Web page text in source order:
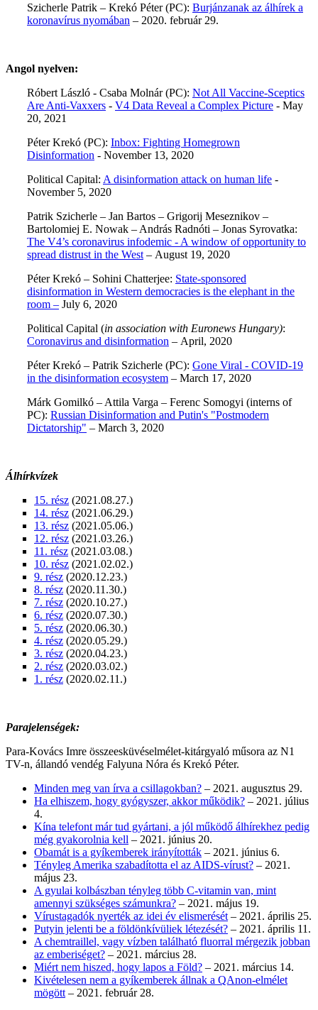
Szicherle Patrik – Krekó Péter (PC): Burjánzanak az álhírek a
koronavírus nyomában – 2020. február 29.
Angol nyelven:
Róbert László - Csaba Molnár (PC): Not All Vaccine-Sceptics
Are Anti-Vaxxers - V4 Data Reveal a Complex Picture - May
20, 2021
Péter Krekó (PC): Inbox: Fighting Homegrown
Disinformation - November 13, 2020
Political Capital: A disinformation attack on human life -
November 5, 2020
Patrik Szicherle – Jan Bartos – Grigorij Meseznikov –
Bartolomiej E. Nowak – András Radnóti – Jonas Syrovatka:
The V4’s coronavirus infodemic - A window of opportunity to
spread distrust in the West – August 19, 2020
Péter Krekó – Sohini Chatterjee: State-sponsored
disinformation in Western democracies is the elephant in the
room – July 6, 2020
Political Capital (in association with Euronews Hungary):
Coronavirus and disinformation – April, 2020
Péter Krekó – Patrik Szicherle (PC): Gone Viral - COVID-19
in the disinformation ecosystem – March 17, 2020
Márk Gomilkó – Attila Varga – Ferenc Somogyi (interns of
PC): Russian Disinformation and Putin's "Postmodern
Dictatorship" – March 3, 2020
Álhírkvízek
15. rész (2021.08.27.)
14. rész (2021.06.29.)
13. rész (2021.05.06.)
12. rész (2021.03.26.)
11. rész (2021.03.08.)
10. rész (2021.02.02.)
9. rész (2020.12.23.)
8. rész (2020.11.30.)
7. rész (2020.10.27.)
6. rész (2020.07.30.)
5. rész (2020.06.30.)
4. rész (2020.05.29.)
3. rész (2020.04.23.)
2. rész (2020.03.02.)
1. rész (2020.02.11.)
Parajelenségek:
Para-Kovács Imre összeesküvéselmélet-kitárgyaló műsora az N1
TV-n, állandó vendég Falyuna Nóra és Krekó Péter.
Minden meg van írva a csillagokban? – 2021. augusztus 29.
Ha elhiszem, hogy gyógyszer, akkor működik? – 2021. július
4.
Kína telefont már tud gyártani, a jól működő álhírekhez pedig
még gyakorolnia kell – 2021. június 20.
Obamát is a gyíkemberek irányították – 2021. június 6.
Tényleg Amerika szabadította el az AIDS-vírust? – 2021.
május 23.
A gyulai kolbászban tényleg több C-vitamin van, mint
amennyi szükséges számunkra? – 2021. május 19.
Vírustagadók nyerték az idei év elismerését – 2021. április 25.
Putyin jelenti be a földönkívüliek létezését? – 2021. április 11.
A chemtraillel, vagy vízben található fluorral mérgezik jobban
az emberiséget? – 2021. március 28.
Miért nem hiszed, hogy lapos a Föld? – 2021. március 14.
Kivételesen nem a gyíkemberek állnak a QAnon-elmélet
mögött – 2021. február 28.